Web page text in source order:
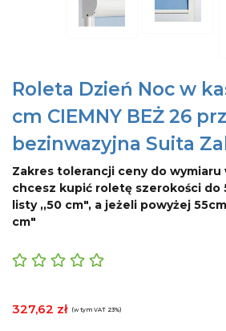
Roleta Dzień Noc w
cm CIEMNY BEŻ 26
bezinwazyjna Suita
Zakres tolerancji ceny do wymiaru
chcesz kupić roletę szerokości do
listy ,,50 cm", a jeżeli powyżej
cm"
327,62 zł (w tym VAT 23%)